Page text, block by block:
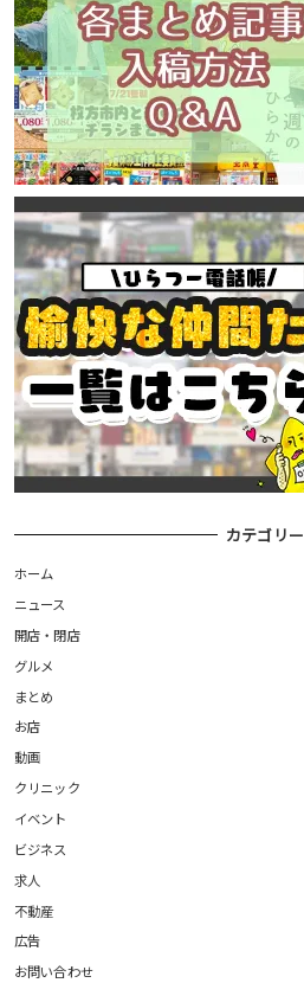
カテゴリー
ホーム
ニュース
開店・閉店
グルメ
まとめ
お店
動画
クリニック
イベント
ビジネス
求人
不動産
広告
お問い合わせ